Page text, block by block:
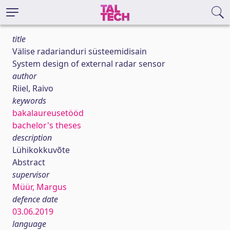
title
Välise radarianduri süsteemidisain
System design of external radar sensor
author
Riiel, Raivo
keywords
bakalaureusetööd
bachelor's theses
description
Lühikokkuvõte
Abstract
supervisor
Müür, Margus
defence date
03.06.2019
language